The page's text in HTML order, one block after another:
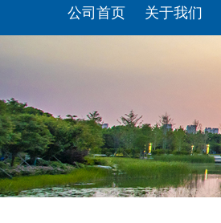
公司首页 关于我们